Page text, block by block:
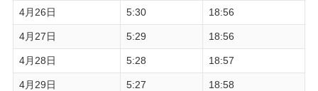
4月26日 5:30 18:56
4月27日 5:29 18:56
4月28日 5:28 18:57
4月29日 5:27 18:58